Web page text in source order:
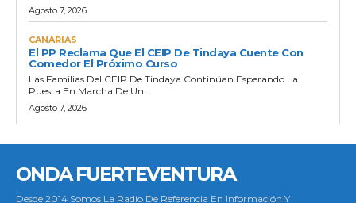
Agosto 7, 2026
CANARIAS
El PP Reclama Que El CEIP De Tindaya Cuente Con
Comedor El Próximo Curso
Las Familias Del CEIP De Tindaya Continúan Esperando La
Puesta En Marcha De Un...
Agosto 7, 2026
ONDA FUERTEVENTURA
Desde 2014 Somos La Radio De Referencia En Información Y